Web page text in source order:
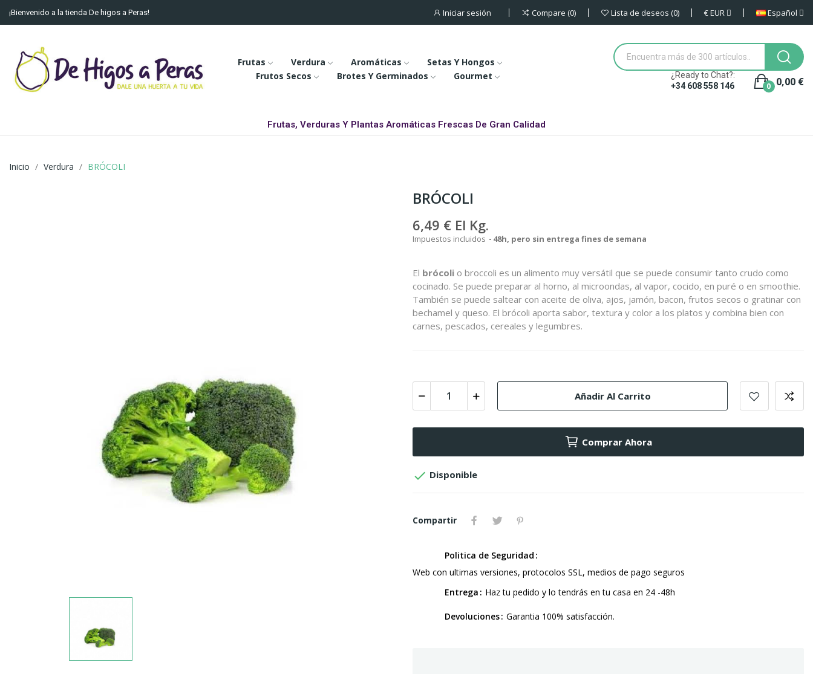
¡Bienvenido a la tienda De higos a Peras! Iniciar sesión Compare 0 Lista de deseos 0 €EUR Español
Frutas Verdura Aromáticas
Setas Y Hongos
Frutos Secos
Brotes Y Germinados Gourmet
¿Ready to Chat?:
+34 608 558 146
0,00 €
0
Frutas, Verduras Y Plantas Aromáticas Frescas De Gran Calidad
Inicio Verdura BRÓCOLI
BRÓCOLI
6,49 € El Kg.
Impuestos incluidos 48h, pero sin entrega fines de semana
El brócoli o broccoli es un alimento muy versátil que se puede consumir tanto crudo como
cocinado. Se puede preparar al horno, al microondas, al vapor, cocido, en puré o en smoothie.
También se puede saltear con aceite de oliva, ajos, jamón, bacon, frutos secos o gratinar con
bechamel y queso. El brócoli aporta sabor, textura y color a los platos y combina bien con
carnes, pescados, cereales y legumbres.
Añadir Al Carrito
Comprar Ahora
 Disponible
Compartir
Politica de Seguridad
Web con ultimas versiones, protocolos SSL, medios de pago seguros
Entrega
Haz tu pedido y lo tendrás en tu casa en 24 -48h
Devoluciones Garantia 100% satisfacción.